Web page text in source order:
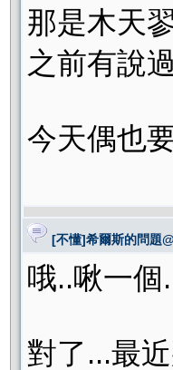
那是木天
之前有說
今天偶也
[不懂]希爾斯的問題
哦..啾一個
對了...最